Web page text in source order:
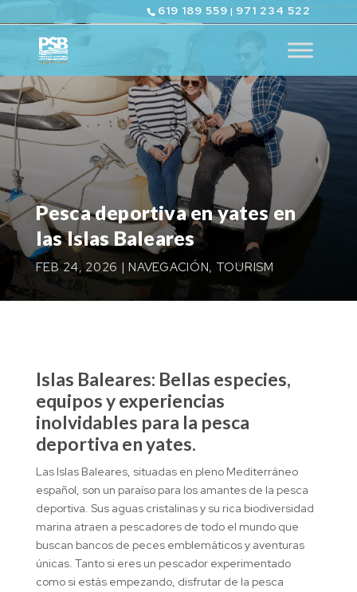
619 189 559 | 971 234 522
Pesca deportiva en yates en
las Islas Baleares
FEB 24, 2026 |NAVEGACIÓN, TOURISM
Islas Baleares: Bellas especies,
equipos y experiencias
inolvidables para la pesca
deportiva en yates.
Las Islas Baleares, situadas en pleno Mediterráneo
español, son un paraíso para los amantes de la pesca
deportiva. Sus aguas cristalinas y su rica biodiversidad
marina atraen a pescadores de todo el mundo que
buscan bancos de peces emblemáticos y aventuras
únicas. Tanto si eres un pescador experimentado
como si estás empezando, disfrutar de la pesca